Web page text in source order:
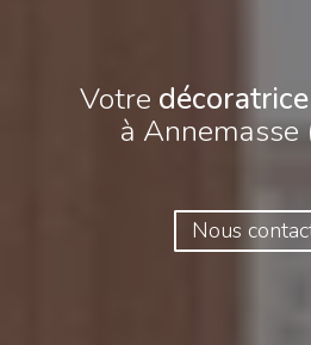
Votre
à
Nous